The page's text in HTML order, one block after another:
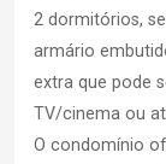
2 dormitórios,
armário
extra que pode
TV/cinema ou
O condomínio